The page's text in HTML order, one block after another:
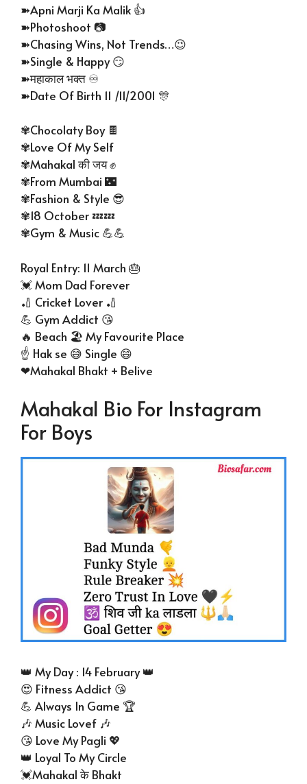
➽Apni Marji Ka Malik 👍
➽Photoshoot 📷
➽Chasing Wins, Not Trends…😉
➽Single & Happy 😏
➽महाकाल भक्त ♾
➽Date Of Birth 11 /11/2001 🎊
✾Chocolaty Boy 🍫
✾Love Of My Self
✾Mahakal की जय ✊
✾From Mumbai 🌃
✾Fashion & Style 😎
✾18 October 💤💤
✾Gym & Music 💪💪
Royal Entry: 11 March 🎂
💓 Mom Dad Forever
🏏 Cricket Lover 🏏
💪 Gym Addict 😘
🔥 Beach 🏖 My Favourite Place
☝ Hak se 😅 Single 😄
❤Mahakal Bhakt + Belive
Mahakal Bio For Instagram
For Boys
👑 My Day : 14 February 👑
😍 Fitness Addict 😘
💪 Always In Game 🏆
🎶 Music Lovef 🎶
😘 Love My Pagli 💖
👑 Loyal To My Circle
💓Mahakal के Bhakt